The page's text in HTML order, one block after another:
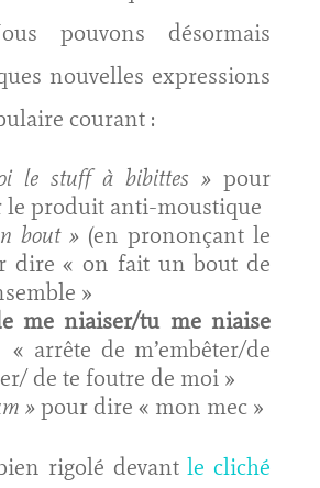
pouvons désormais
nouvelles expressions
courant :
le stuff à bibittes » pour
le produit anti-moustique
bout » (en prononçant le
dire « on fait un bout de
»
me niaiser/tu me niaise
arrête de m’embêter/de
de te foutre de moi »
»pour dire « mon mec »
rigolé devantle cliché